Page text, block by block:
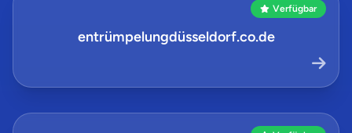
Verfügbar
entrümpelungdüsseldorf.co.de